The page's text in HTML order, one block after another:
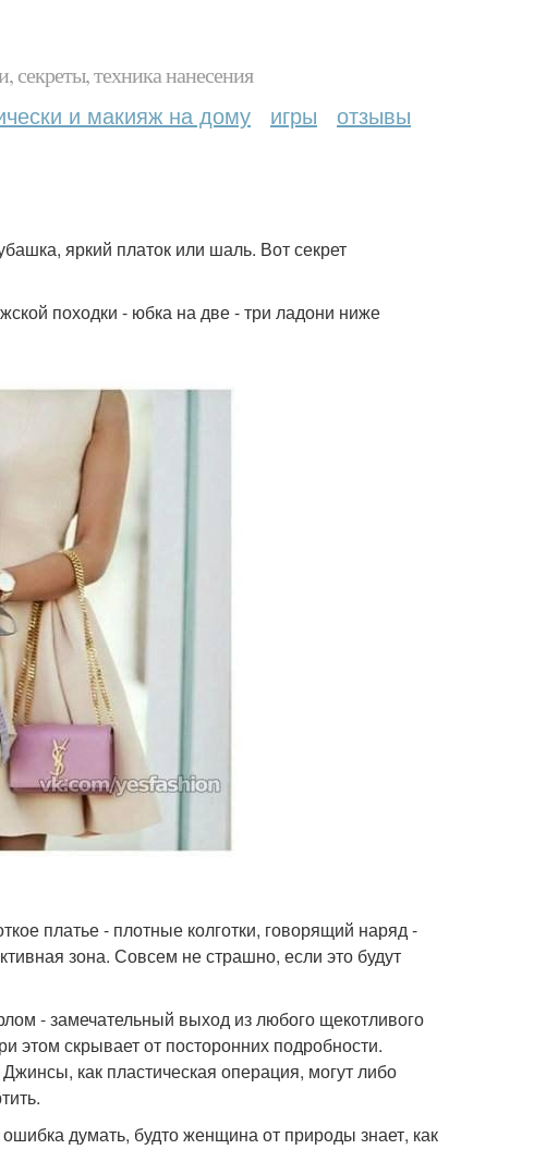
секреты, техника нанесения
и макияж на дому игры отзывы
яркий платок или шаль. Вот секрет
походки - юбка на две - три ладони ниже
платье - плотные колготки, говорящий наряд -
зона. Совсем не страшно, если это будут
- замечательный выход из любого щекотливого
этом скрывает от посторонних подробности.
как пластическая операция, могут либо
думать, будто женщина от природы знает, как